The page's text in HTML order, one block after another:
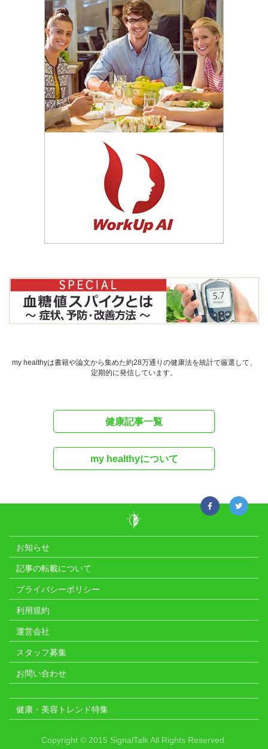
my healthyは書籍や論文から集めた約28万通りの健康法を統計で厳選して、
定期的に発信しています。
健康記事一覧
my healthyについて
お知らせ
記事の転載について
プライバシーポリシー
利用規約
運営会社
スタッフ募集
お問い合わせ
健康・美容トレンド特集
Copyright © 2015 SignalTalk All Rights Reserved.